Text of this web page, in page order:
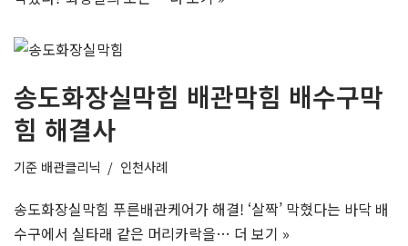
송도화장실막힘 배관막힘 배수구막
힘 해결사
기준 배관클리닉 인천사례
송도화장실막힘 푸른배관케어가 해결! ‘살짝’ 막혔다는 바닥 배
수구에서 실타래 같은 머리카락을… 더 보기 »